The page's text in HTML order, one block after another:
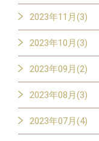
2023年11月(3)
2023年10月(3)
2023年09月(2)
2023年08月(3)
2023年07月(4)